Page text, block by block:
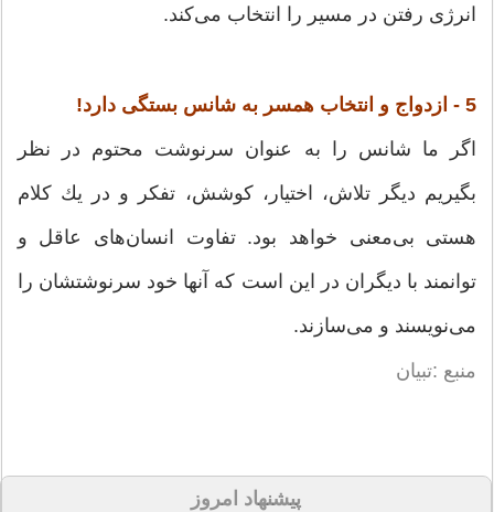
انرژی رفتن در مسیر را انتخاب می‌كند.
5 - ازدواج و انتخاب همسر به شانس بستگی دارد!
اگر ما شانس را به عنوان سرنوشت محتوم در نظر
بگیریم دیگر تلاش، اختیار، كوشش، تفكر و در یك كلام
هستی بی‌معنی خواهد بود. تفاوت انسان‌‌های عاقل و
توانمند با دیگران در این است كه آنها خود سرنوشتشان را
می‌نویسند و می‌سازند.
منبع :تبیان
پیشنهاد امروز